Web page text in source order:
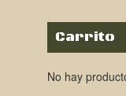
Carrito
No hay